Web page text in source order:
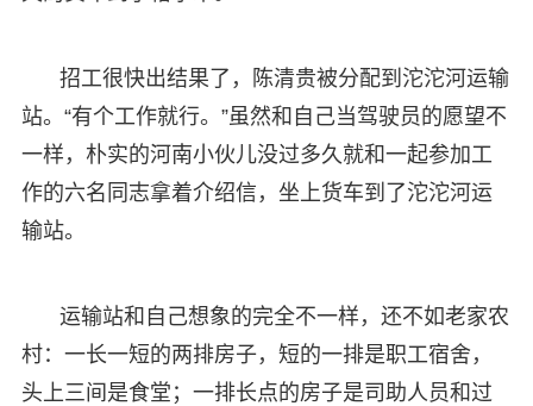
招工很快出结果了，陈清贵被分配到沱沱河运输
站。“有个工作就行。”虽然和自己当驾驶员的愿望不
一样，朴实的河南小伙儿没过多久就和一起参加工
作的六名同志拿着介绍信，坐上货车到了沱沱河运
输站。
运输站和自己想象的完全不一样，还不如老家农
村：一长一短的两排房子，短的一排是职工宿舍，
头上三间是食堂；一排长点的房子是司助人员和过